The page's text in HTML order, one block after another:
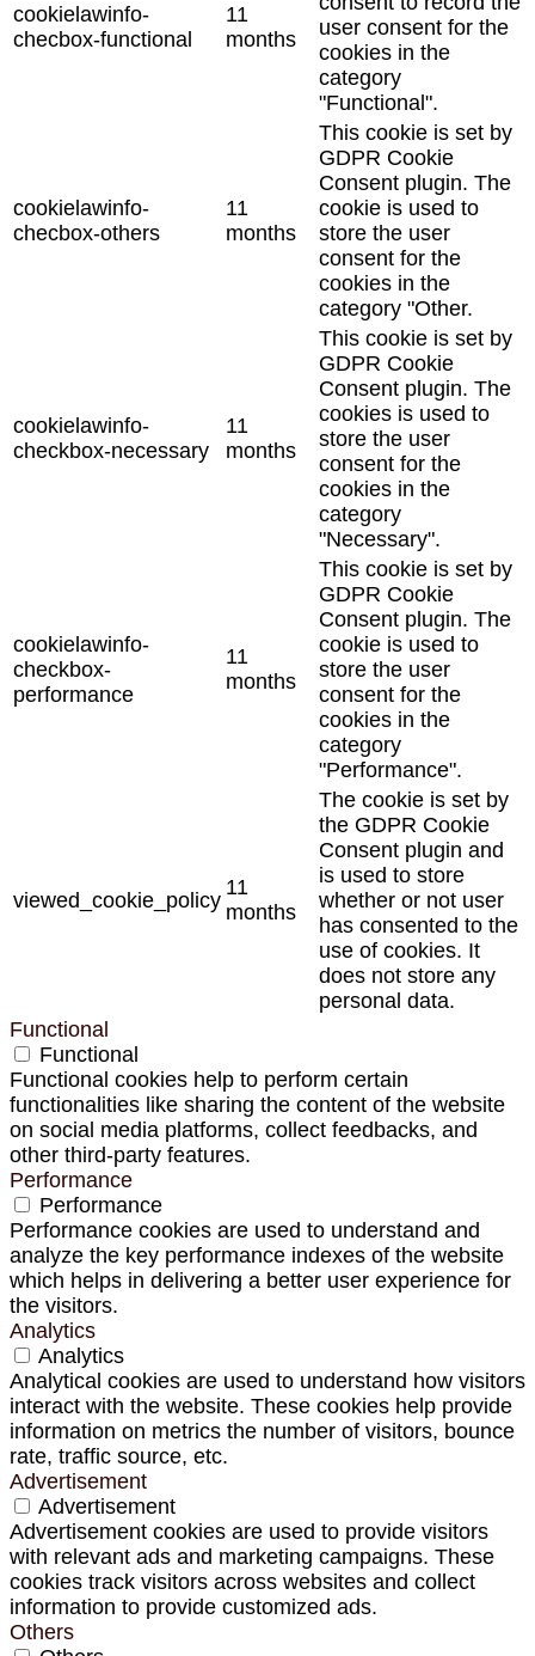
cookielawinfo-
checbox-functional
11
months
user consent for the
cookies in the
category
"Functional".
cookielawinfo-
checbox-others
11
months
This cookie is set by
GDPR Cookie
Consent plugin. The
cookie is used to
store the user
consent for the
cookies in the
category "Other.
cookielawinfo-
checkbox-necessary
11
months
This cookie is set by
GDPR Cookie
Consent plugin. The
cookies is used to
store the user
consent for the
cookies in the
category
"Necessary".
cookielawinfo-
checkbox-
performance
11
months
This cookie is set by
GDPR Cookie
Consent plugin. The
cookie is used to
store the user
consent for the
cookies in the
category
"Performance".
viewed_cookie_policy
11
months
The cookie is set by
the GDPR Cookie
Consent plugin and
is used to store
whether or not user
has consented to the
use of cookies. It
does not store any
personal data.
Functional
Functional
Functional cookies help to perform certain
functionalities like sharing the content of the website
on social media platforms, collect feedbacks, and
other third-party features.
Performance
Performance
Performance cookies are used to understand and
analyze the key performance indexes of the website
which helps in delivering a better user experience for
the visitors.
Analytics
Analytics
Analytical cookies are used to understand how visitors
interact with the website. These cookies help provide
information on metrics the number of visitors, bounce
rate, traffic source, etc.
Advertisement
Advertisement
Advertisement cookies are used to provide visitors
with relevant ads and marketing campaigns. These
cookies track visitors across websites and collect
information to provide customized ads.
Others